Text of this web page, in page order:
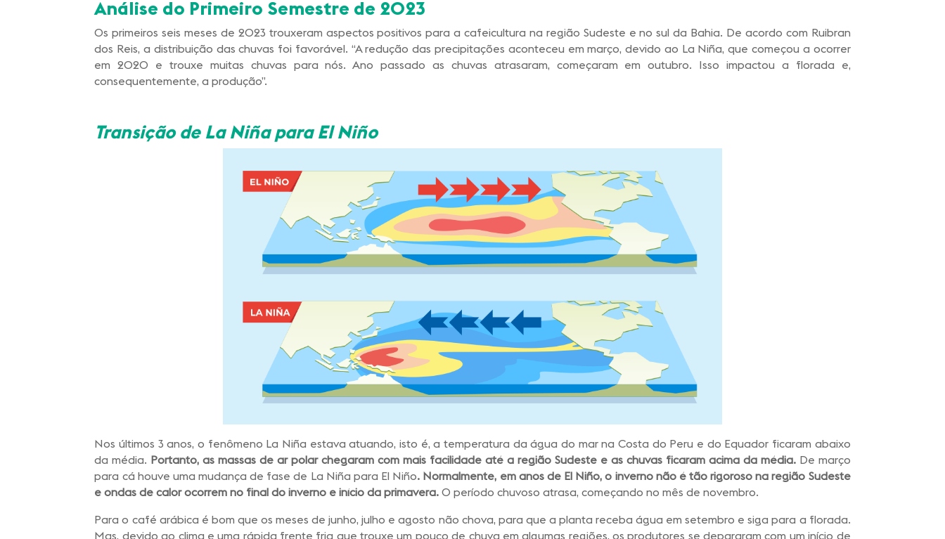
Análise do Primeiro Semestre de 2023
Os primeiros seis meses de 2023 trouxeram aspectos positivos para a cafeicultura na região Sudeste e no sul da Bahia. De acordo com Ruibran
dos Reis, a distribuição das chuvas foi favorável. “A redução das precipitações aconteceu em março, devido ao La Niña, que começou a ocorrer
em 2020 e trouxe muitas chuvas para nós. Ano passado as chuvas atrasaram, começaram em outubro. Isso impactou a florada e,
consequentemente, a produção”.
Transição de La Niña para El Niño
Nos últimos 3 anos, o fenômeno La Niña estava atuando, isto é, a temperatura da água do mar na Costa do Peru e do Equador ficaram abaixo
da média. Portanto, as massas de ar polar chegaram com mais facilidade até a região Sudeste e as chuvas ficaram acima da média.De março
para cá houve uma mudança de fase de La Niña para El Niño. Normalmente, em anos de El Niño, o inverno não é tão rigoroso na região Sudeste
e ondas de calor ocorrem no final do inverno e início da primavera. O período chuvoso atrasa, começando no mês de novembro.
Para o café arábica é bom que os meses de junho, julho e agosto não chova, para que a planta receba água em setembro e siga para a florada.
Mas, devido ao clima e uma rápida frente fria que trouxe um pouco de chuva em algumas regiões, os produtores se depararam com um início de